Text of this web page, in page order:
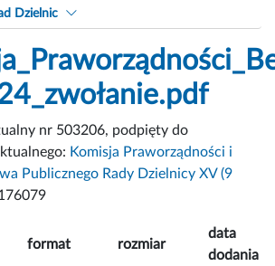
Dzielnic
nr 503206, podpięty do
Komisja Praworządności i
Publicznego Rady Dzielnicy XV (9
format rozmiar
data
dodania